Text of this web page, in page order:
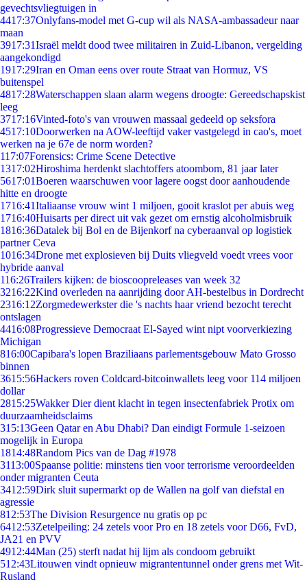
gevechtsvliegtuigen in
4417:37Onlyfans-model met G-cup wil als NASA-ambassadeur naar
maan
3917:31Israël meldt dood twee militairen in Zuid-Libanon, vergelding
aangekondigd
1917:29Iran en Oman eens over route Straat van Hormuz, VS
buitenspel
4817:28Waterschappen slaan alarm wegens droogte: Gereedschapskist
leeg
3717:16Vinted-foto's van vrouwen massaal gedeeld op seksfora
4517:10Doorwerken na AOW-leeftijd vaker vastgelegd in cao's, moet
werken na je 67e de norm worden?
117:07Forensics: Crime Scene Detective
1317:02Hiroshima herdenkt slachtoffers atoombom, 81 jaar later
5617:01Boeren waarschuwen voor lagere oogst door aanhoudende
hitte en droogte
1716:41Italiaanse vrouw wint 1 miljoen, gooit kraslot per abuis weg
1716:40Huisarts per direct uit vak gezet om ernstig alcoholmisbruik
1816:36Datalek bij Bol en de Bijenkorf na cyberaanval op logistiek
partner Ceva
1016:34Drone met explosieven bij Duits vliegveld voedt vrees voor
hybride aanval
116:26Trailers kijken: de bioscoopreleases van week 32
3216:22Kind overleden na aanrijding door AH-bestelbus in Dordrecht
2316:12Zorgmedewerkster die 's nachts haar vriend bezocht terecht
ontslagen
4416:08Progressieve Democraat El-Sayed wint nipt voorverkiezing
Michigan
816:00Capibara's lopen Braziliaans parlementsgebouw Mato Grosso
binnen
3615:56Hackers roven Coldcard-bitcoinwallets leeg voor 114 miljoen
dollar
2815:25Wakker Dier dient klacht in tegen insectenfabriek Protix om
duurzaamheidsclaims
315:13Geen Qatar en Abu Dhabi? Dan eindigt Formule 1-seizoen
mogelijk in Europa
1814:48Random Pics van de Dag #1978
3113:00Spaanse politie: minstens tien voor terrorisme veroordeelden
onder migranten Ceuta
3412:59Dirk sluit supermarkt op de Wallen na golf van diefstal en
agressie
812:53The Division Resurgence nu gratis op pc
6412:53Zetelpeiling: 24 zetels voor Pro en 18 zetels voor D66, FvD,
JA21 en PVV
4912:44Man (25) sterft nadat hij lijm als condoom gebruikt
512:43Litouwen vindt opnieuw migrantentunnel onder grens met Wit-
Rusland